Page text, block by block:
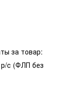
за товар:
с (ФЛП без